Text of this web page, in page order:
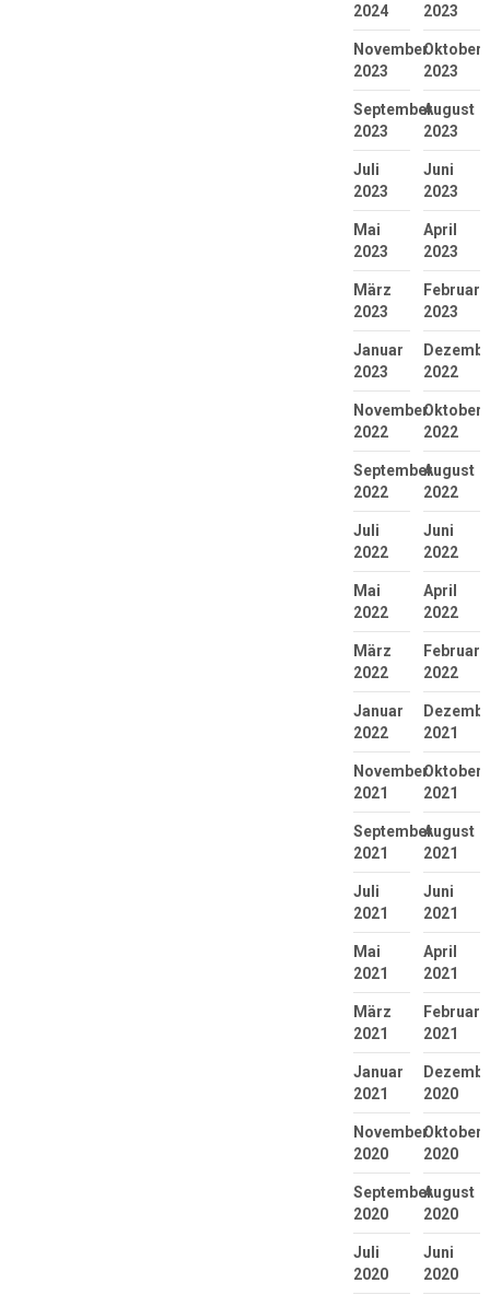
2024
2023
November
2023
Oktober
2023
September
2023
August
2023
Juli
2023
Juni
2023
Mai
2023
April
2023
März
2023
Februar
2023
Januar
2023
2022
November
2022
Oktober
2022
September
2022
August
2022
Juli
2022
Juni
2022
Mai
2022
April
2022
März
2022
Februar
2022
Januar
2022
2021
November
2021
Oktober
2021
September
2021
August
2021
Juli
2021
Juni
2021
Mai
2021
April
2021
März
2021
Februar
2021
Januar
2021
2020
November
2020
Oktober
2020
September
2020
August
2020
Juli
2020
Juni
2020